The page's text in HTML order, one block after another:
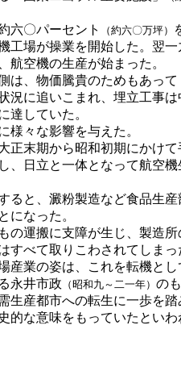
六〇パーセント
（約六〇万坪）
工場が操業を開始した。翌
航空機の生産が始まった。
、物価騰貴のためもあっ
況に追いこまれ、埋立工事
達していた。
々な影響を与えた。
末期から昭和初期にかけ
、日立と一体となって航空
と、澱粉製造など食品生
になった。
運搬に支障が生じ、製造
すべて取りこわされてしまっ
業の姿は、これを転機とし
永井市政 （昭和九～二一年） の
生産都市への転生に一歩を
的な意味をもっていたといわ